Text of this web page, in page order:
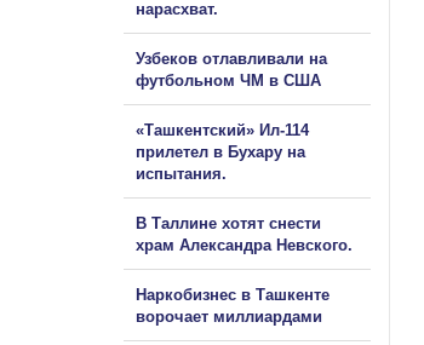
нарасхват.
Узбеков отлавливали на
футбольном ЧМ в США
«Ташкентский» Ил-114
прилетел в Бухару на
испытания.
В Таллине хотят снести
храм Александра Невского.
Наркобизнес в Ташкенте
ворочает миллиардами